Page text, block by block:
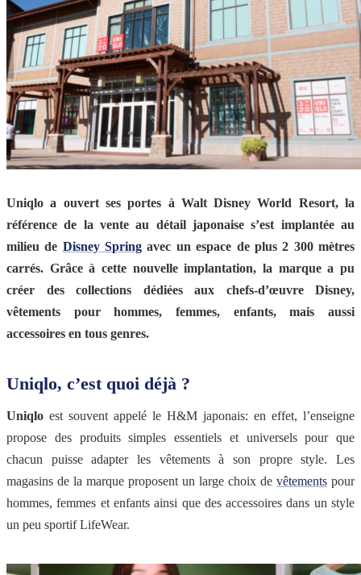
Uniqlo a ouvert ses portes à Walt Disney World Resort, la
référence de la vente au détail japonaise s’est implantée au
milieu de Disney Spring avec un espace de plus 2 300 mètres
carrés. Grâce à cette nouvelle implantation, la marque a pu
créer des collections dédiées aux chefs-d’œuvre Disney,
vêtements pour hommes, femmes, enfants, mais aussi
accessoires en tous genres.
Uniqlo, c’est quoi déjà ?
Uniqlo est souvent appelé le H&M japonais: en effet, l’enseigne
propose des produits simples essentiels et universels pour que
chacun puisse adapter les vêtements à son propre style. Les
magasins de la marque proposent un large choix de vêtements pour
hommes, femmes et enfants ainsi que des accessoires dans un style
un peu sportif LifeWear.